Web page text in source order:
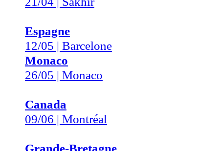
Espagne
12/05 | Barcelone
Monaco
26/05 | Monaco
Canada
09/06 | Montréal